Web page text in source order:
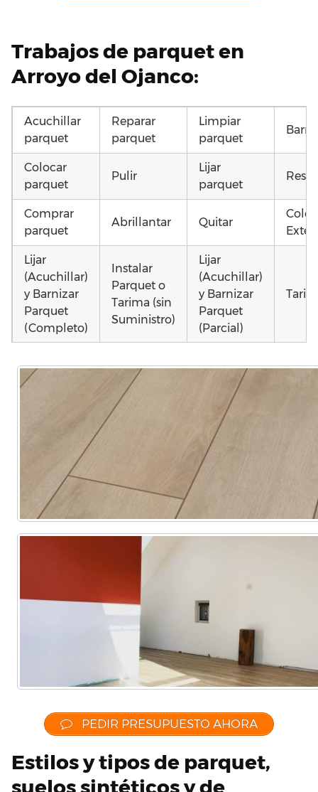
Trabajos de parquet en
Arroyo del Ojanco:
Acuchillar
parquet
Reparar
parquet
Limpiar
parquet
Colocar
parquet
Pulir
Lijar
parquet
Comprar
parquet
Abrillantar Quitar
Lijar
(Acuchillar)
y Barnizar
Parquet
(Completo)
Instalar
Parquet o
Tarima (sin
Suministro)
Lijar
(Acuchillar)
y Barnizar
Parquet
(Parcial)
parquet o
parquet o
Tarima
Vivienda
parquet o
Tarima
Vivienda
(Parcial)
PEDIR PRESUPUESTO AHORA
Estilos y tipos de parquet,
suelos sintéticos y de